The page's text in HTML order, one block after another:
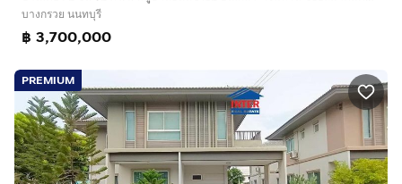
บางกรวย นนทบุรี
฿ 3,700,000
PREMIUM